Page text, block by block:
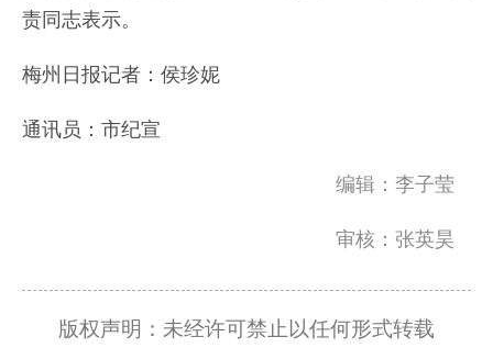
责同志表示。
梅州日报记者：侯珍妮
通讯员：市纪宣
编辑：李子莹
审核：张英昊
版权声明：未经许可禁止以任何形式转载